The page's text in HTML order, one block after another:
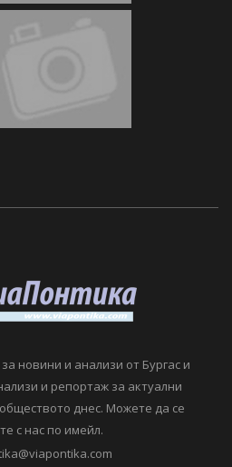
новини и анализи от Бургас и
и репортаж за актуални
днес. Можете да се
с нас по имейл.